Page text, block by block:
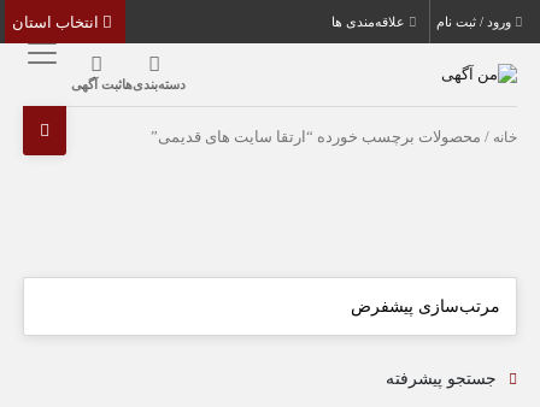
ورود / ثبت نام علاقه‌مندی ها
دسته‌بندی‌هاثبت آگهی
خانه / محصولات برچسب خورده “ارتقا سایت های قدیمی”
جستجو پیشرفته